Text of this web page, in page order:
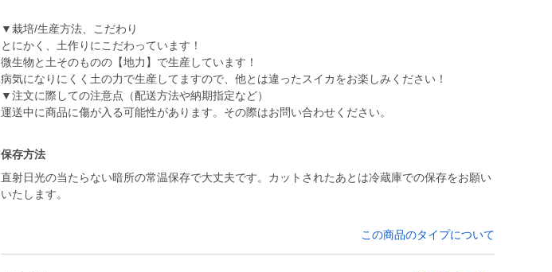
▼栽培/生産方法、こだわり
とにかく、土作りにこだわっています！
微生物と土そのものの【地力】で生産しています！
病気になりにくく土の力で生産してますので、他とは違ったスイカをお楽しみください！
▼注文に際しての注意点（配送方法や納期指定など）
運送中に商品に傷が入る可能性があります。その際はお問い合わせください。
保存方法
直射日光の当たらない暗所の常温保存で大丈夫です。カットされたあとは冷蔵庫での保存をお願い
いたします。
この商品のタイプについて